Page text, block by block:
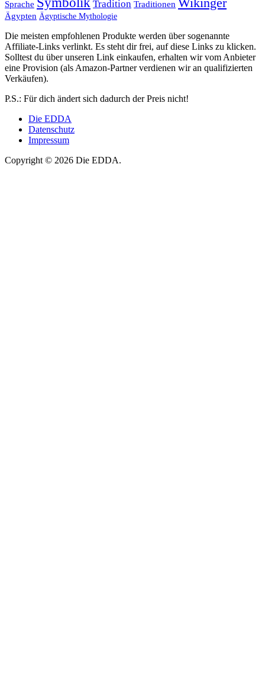
Sprache Tradition Traditionen
Ägypten Ägyptische Mythologie
Die meisten empfohlenen Produkte werden über sogenannte
Affiliate-Links verlinkt. Es steht dir frei, auf diese Links zu klicken.
Solltest du über unseren Link einkaufen, erhalten wir vom Anbieter
eine Provision (als Amazon-Partner verdienen wir an qualifizierten
Verkäufen).
P.S.: Für dich ändert sich dadurch der Preis nicht!
Die EDDA
Datenschutz
Impressum
Copyright © 2026 Die EDDA.